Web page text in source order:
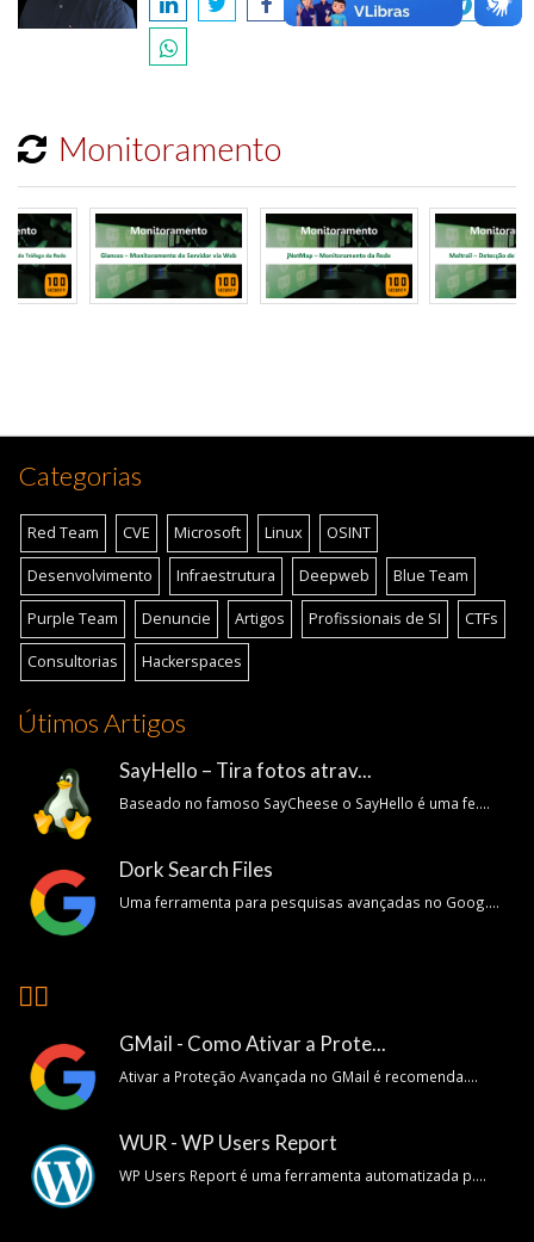
Monitoramento
Categorias
Red Team CVE Microsoft Linux OSINT
Desenvolvimento Infraestrutura Deepweb Blue Team
Purple Team Denuncie Artigos Profissionais de SI CTFs
Consultorias Hackerspaces
Útimos Artigos
SayHello – Tira fotos atrav...
Baseado no famoso SayCheese o SayHello é uma fe....
Dork Search Files
Uma ferramenta para pesquisas avançadas no Goog....
👍🏽
GMail - Como Ativar a Prote...
Ativar a Proteção Avançada no GMail é recomenda....
WUR - WP Users Report
WP Users Report é uma ferramenta automatizada p....